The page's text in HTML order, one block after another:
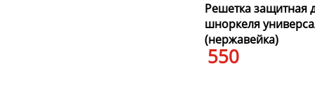
Решетка защитная
шноркеля
(нержавейка)
550